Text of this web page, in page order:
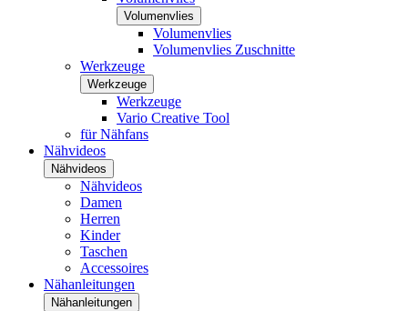
Volumenvlies
Volumenvlies
Volumenvlies Zuschnitte
Werkzeuge
Werkzeuge
Werkzeuge
Vario Creative Tool
für Nähfans
Nähvideos
Nähvideos
Nähvideos
Damen
Herren
Kinder
Taschen
Accessoires
Nähanleitungen
Nähanleitungen